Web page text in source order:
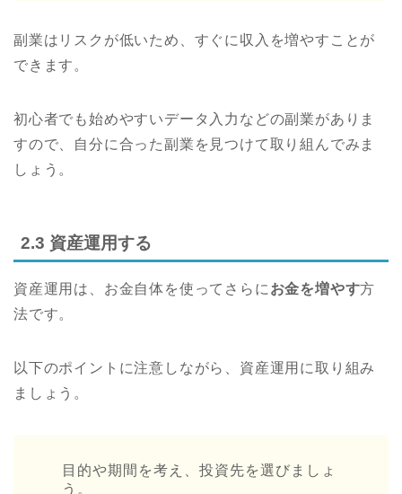
副業はリスクが低いため、すぐに収入を増やすことが
できます。
初心者でも始めやすいデータ入力などの副業がありま
すので、自分に合った副業を見つけて取り組んでみま
しょう。
2.3 資産運用する
資産運用は、お金自体を使ってさらに お金を増やす方
法です。
以下のポイントに注意しながら、資産運用に取り組み
ましょう。
目的や期間を考え、投資先を選びましょ
う。